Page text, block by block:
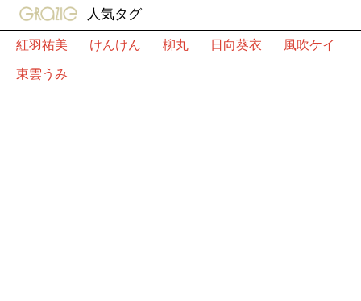
gravure-grazie
人気タグ
紅羽祐美
けんけん 柳丸 日向葵衣
風吹ケイ
東雲うみ